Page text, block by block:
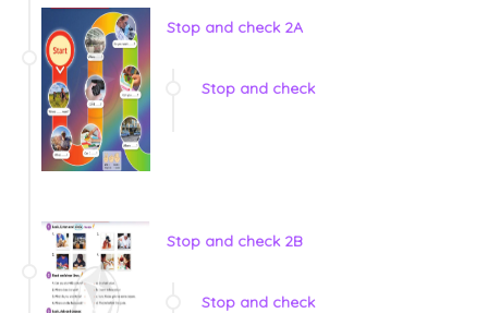
Stop and check 2A
Stop and check
Stop and check 2B
Stop and check